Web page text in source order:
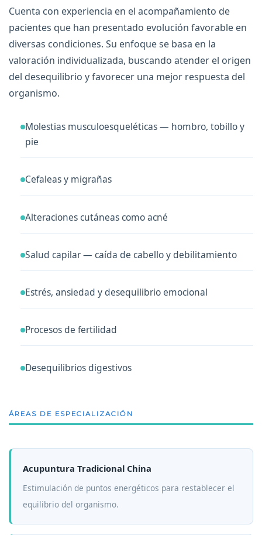
Cuenta con experiencia en el acompañamiento de
pacientes que han presentado evolución favorable en
diversas condiciones. Su enfoque se basa en la
valoración individualizada, buscando atender el origen
del desequilibrio y favorecer una mejor respuesta del
organismo.
Molestias musculoesqueléticas — hombro, tobillo y
pie
Cefaleas y migrañas
Alteraciones cutáneas como acné
Salud capilar — caída de cabello y debilitamiento
Estrés, ansiedad y desequilibrio emocional
Procesos de fertilidad
Desequilibrios digestivos
ÁREAS DE ESPECIALIZACIÓN
Acupuntura Tradicional China
Estimulación de puntos energéticos para restablecer el
equilibrio del organismo.